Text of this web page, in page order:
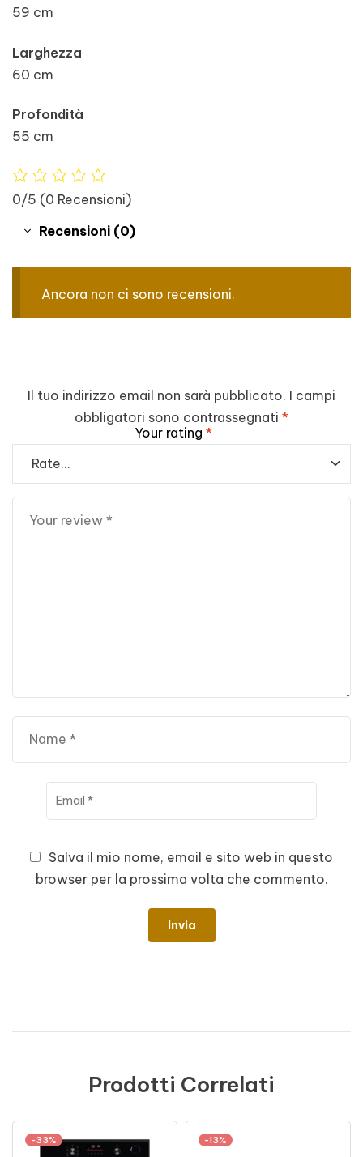
59 cm
Larghezza
60 cm
Profondità
55 cm
0/5 (0 Recensioni)
Recensioni (0)
Ancora non ci sono recensioni.
Il tuo indirizzo email non sarà pubblicato. I campi
obbligatori sono contrassegnati *
Your rating *
Salva il mio nome, email e sito web in questo
browser per la prossima volta che commento.
Prodotti Correlati
-33% -13%